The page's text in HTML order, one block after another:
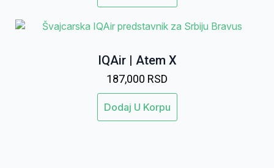
IQAir | Atem X
187,000 RSD
Dodaj U Korpu